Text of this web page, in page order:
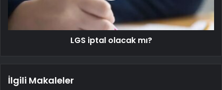
LGS iptal olacak mı?
İlgili Makaleler